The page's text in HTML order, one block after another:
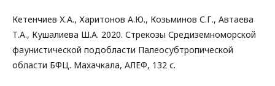
Кетенчиев Х.А., Харитонов А.Ю., Козьминов С.Г., Автаева
Т.А., Кушалиева Ш.А. 2020. Стрекозы Средиземноморской
фаунистической подобласти Палеосубтропической
области БФЦ. Махачкала, АЛЕФ, 132 с.